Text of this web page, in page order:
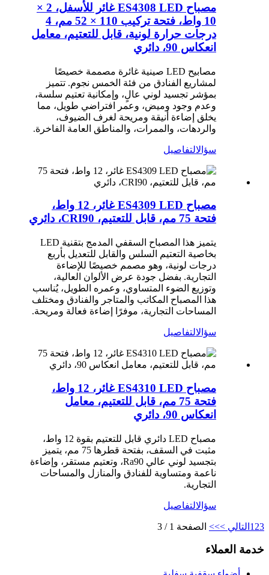
مصباح ES4308 LED غائر للأسفل، 2 ×
10 واط، فتحة تركيب 110 × 52 مم، 4
درجات حرارة لونية، قابل للتعتيم، معامل
انعكاس 90، دائري
مصابيح LED صينية غائرة مصممة خصيصًا
لمشاريع الفنادق من فئة الخمس نجوم. تتميز
بمؤشر تجسيد لوني عالٍ، وإمكانية تعتيم سلسة،
وعدم وجود وميض، وعمر افتراضي طويل، مما
يخلق إضاءة أنيقة ومريحة لغرف الضيوف،
والردهات، والممرات، والمناطق العامة الفاخرة.
سؤالالتفاصيل
مصباح ES4309 LED غائر، 12 واط،
فتحة 75 مم، قابل للتعتيم، CRI90، دائري
يتميز هذا المصباح السقفي المدمج بتقنية LED
بخاصية التعتيم السلس والقابل للتعديل بأربع
درجات لونية، وهو مصمم خصيصًا للإضاءة
التجارية. بفضل جودة عرض الألوان العالية،
وتوزيع الضوء المتساوي، وعمره الطويل، يُناسب
هذا المصباح المكاتب والمتاجر والفنادق ومختلف
المساحات التجارية، موفرًا إضاءة فعالة ومريحة.
سؤالالتفاصيل
مصباح ES4310 LED غائر، 12 واط،
فتحة 75 مم، قابل للتعتيم، معامل
انعكاس 90، دائري
مصباح LED دائري قابل للتعتيم بقوة 12 واط،
مثبت في السقف، بفتحة قطرها 75 مم، يتميز
بتجسيد لوني عالي Ra90، وتعتيم مستقر، وإضاءة
ناعمة ومتساوية للفنادق والمنازل والمساحات
التجارية.
سؤالالتفاصيل
1 23 التالي >>> الصفحة 1 / 3
خدمة العملاء